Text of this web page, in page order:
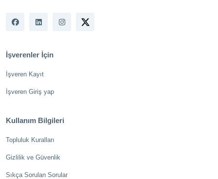
İşverenler İçin
İşveren Kayıt
İşveren Giriş yap
Kullanım Bilgileri
Topluluk Kuralları
Gizlilik ve Güvenlik
Sıkça Sorulan Sorular